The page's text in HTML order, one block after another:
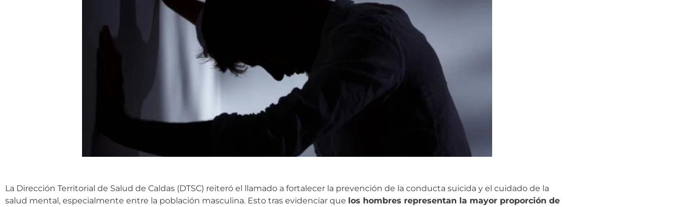
La Dirección Territorial de Salud de Caldas (DTSC) reiteró el llamado a fortalecer la prevención de la conducta suicida y el cuidado de la
salud mental, especialmente entre la población masculina. Esto tras evidenciar que los hombres representan la mayor proporción de